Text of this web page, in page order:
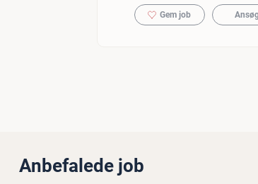
Gem job Ansøg
Anbefalede job